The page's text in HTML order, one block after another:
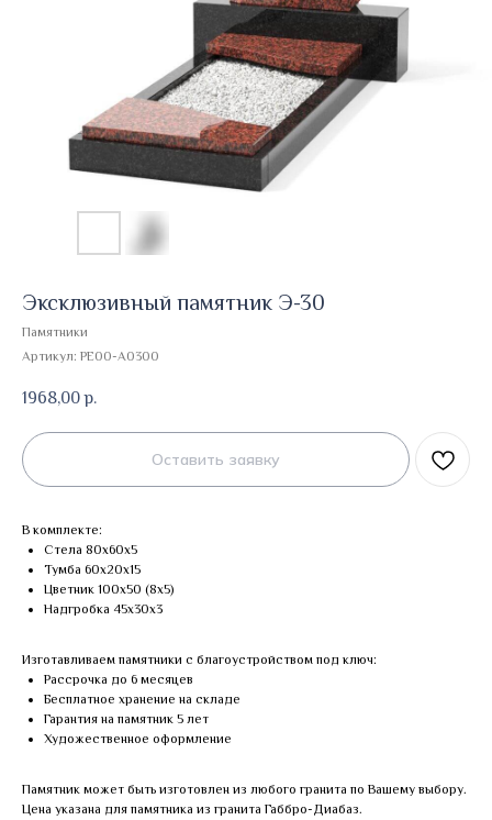
Эксклюзивный памятник Э-30
Памятники
Артикул: PE00-A0300
1968,00 р.
Оставить заявку
В комплекте:
Стела 80х60х5
Тумба 60х20х15
Цветник 100х50 (8х5)
Надгробка 45х30х3
Изготавливаем памятники с благоустройством под ключ:
Рассрочка до 6 месяцев
Бесплатное хранение на складе
Гарантия на памятник 5 лет
Художественное оформление
Памятник может быть изготовлен из любого гранита по Вашему выбору.
Цена указана для памятника из гранита Габбро-Диабаз.